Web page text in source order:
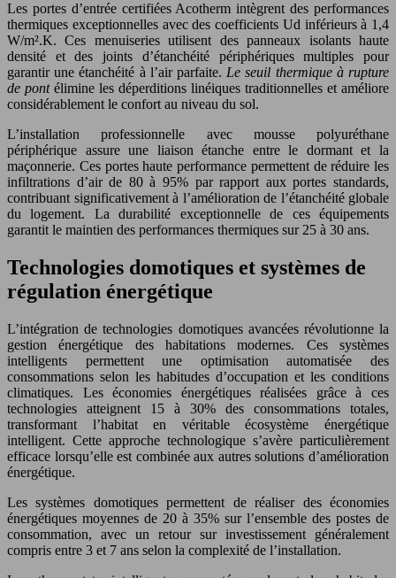
Les portes d’entrée certifiées Acotherm intègrent des performances
thermiques exceptionnelles avec des coefficients Ud inférieurs à 1,4
W/m².K. Ces menuiseries utilisent des panneaux isolants haute
densité et des joints d’étanchéité périphériques multiples pour
garantir une étanchéité à l’air parfaite. Le seuil thermique à rupture
de pontélimine les déperditions linéiques traditionnelles et améliore
considérablement le confort au niveau du sol.
L’installation professionnelle avec mousse polyuréthane
périphérique assure une liaison étanche entre le dormant et la
maçonnerie. Ces portes haute performance permettent de réduire les
infiltrations d’air de 80 à 95% par rapport aux portes standards,
contribuant significativement à l’amélioration de l’étanchéité globale
du logement. La durabilité exceptionnelle de ces équipements
garantit le maintien des performances thermiques sur 25 à 30 ans.
Technologies domotiques et systèmes de
régulation énergétique
L’intégration de technologies domotiques avancées révolutionne la
gestion énergétique des habitations modernes. Ces systèmes
intelligents permettent une optimisation automatisée des
consommations selon les habitudes d’occupation et les conditions
climatiques. Les économies énergétiques réalisées grâce à ces
technologies atteignent 15 à 30% des consommations totales,
transformant l’habitat en véritable écosystème énergétique
intelligent. Cette approche technologique s’avère particulièrement
efficace lorsqu’elle est combinée aux autres solutions d’amélioration
énergétique.
Les systèmes domotiques permettent de réaliser des économies
énergétiques moyennes de 20 à 35% sur l’ensemble des postes de
consommation, avec un retour sur investissement généralement
compris entre 3 et 7 ans selon la complexité de l’installation.